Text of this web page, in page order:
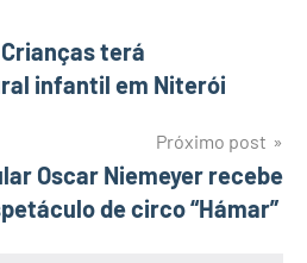
terá
infantil em Niterói
Próximo post
Oscar Niemeyer recebe
de circo “Hámar”